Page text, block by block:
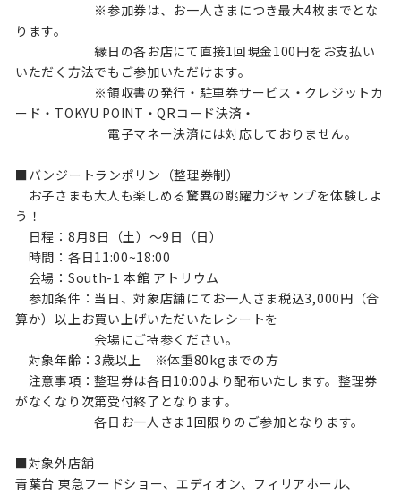
※参加券は、お一人さまにつき最大4枚までとな
ります。
縁日の各お店にて直接1回現金100円をお支払い
いただく方法でもご参加いただけます。
※領収書の発行・駐車券サービス・クレジットカ
ード・TOKYU POINT・QRコード決済・
電子マネー決済には対応しておりません。
■バンジートランポリン（整理券制）
お子さまも大人も楽しめる驚異の跳躍力ジャンプを体験しよ
う！
日程：8月8日（土）～9日（日）
時間：各日11:00~18:00
会場：South-1 本館 アトリウム
参加条件：当日、対象店舗にてお一人さま税込3,000円（合
算か）以上お買い上げいただいたレシートを
会場にご持参ください。
対象年齢：3歳以上 ※体重80kgまでの方
注意事項：整理券は各日10:00より配布いたします。整理券
がなくなり次第受付終了となります。
各日お一人さま1回限りのご参加となります。
■対象外店舗
青葉台 東急フードショー、エディオン、フィリアホール、